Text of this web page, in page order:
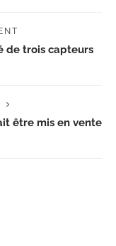
de trois capteurs
être mis en vente